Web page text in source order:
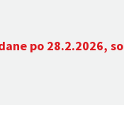
po 28.2.2026, so